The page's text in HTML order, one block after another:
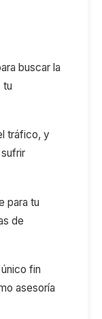
buscar la
tu
tráfico, y
para tu
de
fin
asesoría